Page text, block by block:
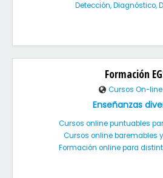
Detección, Diagnóstico,
Formación
Cursos On-
Enseñanzas
Cursos online puntuables
Cursos online baremables
Formación online para